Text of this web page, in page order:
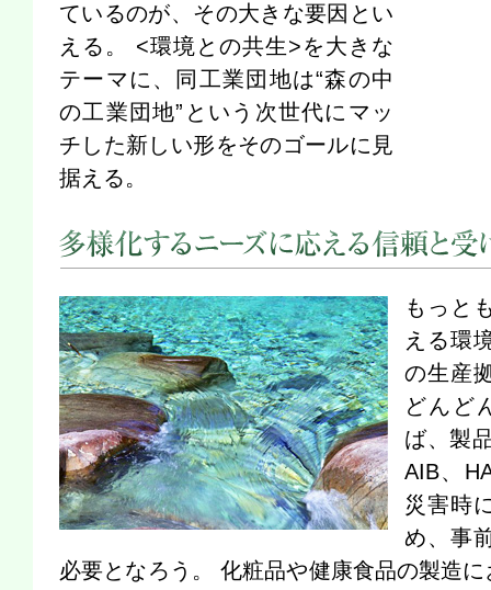
ているのが、その大きな要因とい
える。 <環境との共生>を大きな
テーマに、同工業団地は“森の中
の工業団地”という次世代にマッ
チした新しい形をそのゴールに見
据える。
もっと
える環
の生産
どんど
ば、製
AIB、
災害時
め、事
必要となろう。 化粧品や健康食品の製造